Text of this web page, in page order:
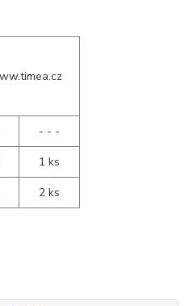
- - -
1 ks
2 ks